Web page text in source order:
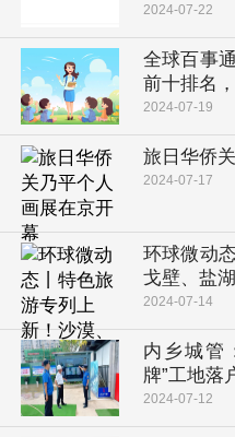
2024-07-22
全球百事
前十排名
2024-07-19
旅日华侨
2024-07-17
环球微动
戈壁、盐
2024-07-14
内乡城管
牌”工地落
2024-07-12